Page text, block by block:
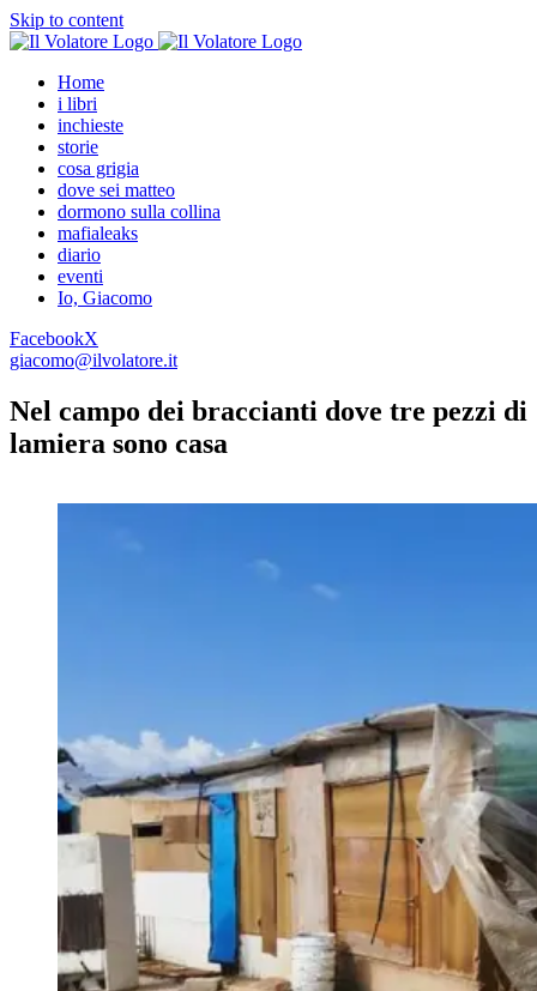
Skip to content
Home
i libri
inchieste
storie
cosa grigia
dove sei matteo
dormono sulla collina
mafialeaks
diario
eventi
Io, Giacomo
FacebookX
giacomo@ilvolatore.it
Nel campo dei braccianti dove tre pezzi di
lamiera sono casa